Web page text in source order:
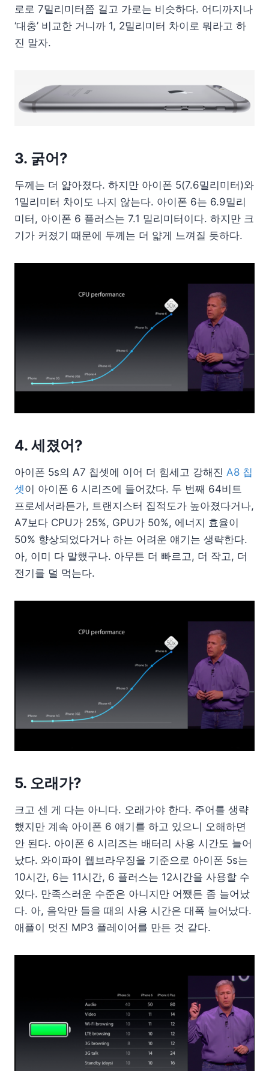
로로 7밀리미터쯤 길고 가로는 비슷하다. 어디까지나
‘대충’ 비교한 거니까 1, 2밀리미터 차이로 뭐라고 하
진 말자.
3. 굵어?
두께는 더 얇아졌다. 하지만 아이폰 5(7.6밀리미터)와
1밀리미터 차이도 나지 않는다. 아이폰 6는 6.9밀리
미터, 아이폰 6 플러스는 7.1 밀리미터이다. 하지만 크
기가 커졌기 때문에 두께는 더 얇게 느껴질 듯하다.
4. 세졌어?
아이폰 5s의 A7 칩셋에 이어 더 힘세고 강해진 A8 칩
셋이 아이폰 6 시리즈에 들어갔다. 두 번째 64비트
프로세서라든가, 트랜지스터 집적도가 높아졌다거나,
A7보다 CPU가 25%, GPU가 50%, 에너지 효율이
50% 향상되었다거나 하는 어려운 얘기는 생략한다.
아, 이미 다 말했구나. 아무튼 더 빠르고, 더 작고, 더
전기를 덜 먹는다.
5. 오래가?
크고 센 게 다는 아니다. 오래가야 한다. 주어를 생략
했지만 계속 아이폰 6 얘기를 하고 있으니 오해하면
안 된다. 아이폰 6 시리즈는 배터리 사용 시간도 늘어
났다. 와이파이 웹브라우징을 기준으로 아이폰 5s는
10시간, 6는 11시간, 6 플러스는 12시간을 사용할 수
있다. 만족스러운 수준은 아니지만 어쨌든 좀 늘어났
다. 아, 음악만 들을 때의 사용 시간은 대폭 늘어났다.
애플이 멋진 MP3 플레이어를 만든 것 같다.